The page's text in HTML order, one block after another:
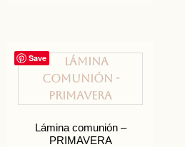
Save
Lámina comunión –
PRIMAVERA